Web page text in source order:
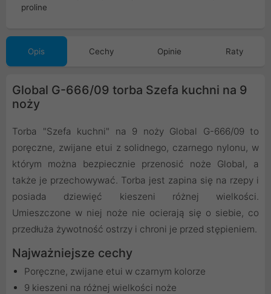
Opis Cechy Opinie Raty
Global G-666/09 torba Szefa kuchni na 9
noży
Torba "Szefa kuchni" na 9 noży Global G-666/09 to
poręczne, zwijane etui z solidnego, czarnego nylonu, w
którym można bezpiecznie przenosić noże Global, a
także je przechowywać. Torba jest zapina się na rzepy i
posiada dziewięć kieszeni różnej wielkości.
Umieszczone w niej noże nie ocierają się o siebie, co
przedłuża żywotność ostrzy i chroni je przed stępieniem.
Najważniejsze cechy
Poręczne, zwijane etui w czarnym kolorze
9 kieszeni na różnej wielkości noże